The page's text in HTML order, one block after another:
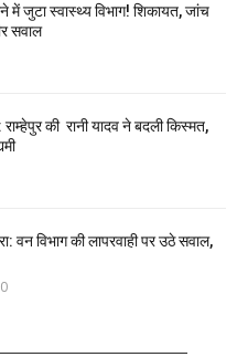
में जुटा स्वास्थ्य विभाग! शिकायत, जांच
सवाल
की रानी यादव ने बदली किस्मत,
वन विभाग की लापरवाही पर उठे सवाल,
0